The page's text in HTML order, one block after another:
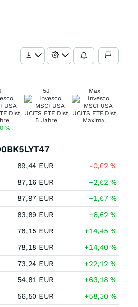
%
5J Max
89,44 EUR -0,02%
87,16 EUR +2,62%
87,97 EUR +1,67%
83,89 EUR +6,62%
78,15 EUR +14,45%
78,18 EUR +14,40%
73,24 EUR +22,12%
54,81 EUR +63,18%
56,50 EUR +58,30%